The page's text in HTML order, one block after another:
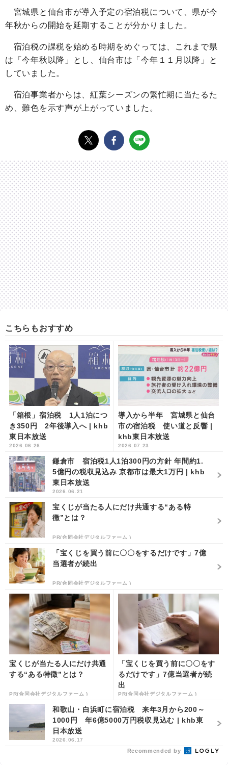
宮城県と仙台市が導入予定の宿泊税について、県が今
年秋からの開始を延期することが分かりました。
宿泊税の課税を始める時期をめぐっては、これまで県
は「今年秋以降」とし、仙台市は「今年１１月以降」と
していました。
宿泊事業者からは、紅葉シーズンの繁忙期に当たるた
め、難色を示す声が上がっていました。
こちらもおすすめ
「箱根」宿泊税 1人1泊につ
き350円 2年後導入へ | khb
東日本放送
2026.06.26
導入から半年 宮城県と仙台
市の宿泊税 使い道と反響 |
khb東日本放送
2026.07.23
鎌倉市 宿泊税1人1泊300円の方針 年間約1.
5億円の税収見込み 京都市は最大1万円 | khb
東日本放送
2026.06.21
宝くじが当たる人にだけ共通する“ある特
徴”とは？
PR(合同会社デジタルファーム )
「宝くじを買う前に〇〇をするだけです」7億
当選者が続出
PR(合同会社デジタルファーム )
宝くじが当たる人にだけ共通
する“ある特徴”とは？
PR(合同会社デジタルファーム )
「宝くじを買う前に〇〇をす
るだけです」7億当選者が続
出
PR(合同会社デジタルファーム )
和歌山・白浜町に宿泊税 来年3月から200～
1000円 年6億5000万円税収見込む | khb東
日本放送
2026.06.17
Recommended by